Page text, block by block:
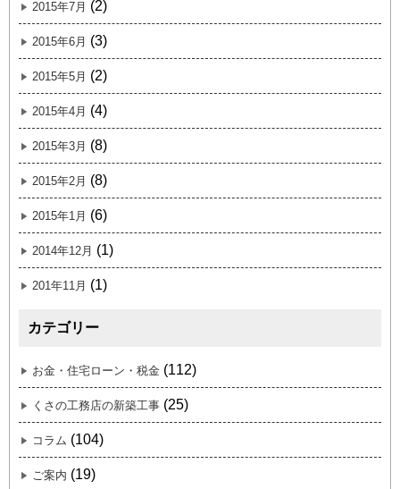
2015年7月 (2)
2015年6月 (3)
2015年5月 (2)
2015年4月 (4)
2015年3月 (8)
2015年2月 (8)
2015年1月 (6)
2014年12月 (1)
201年11月 (1)
カテゴリー
お金・住宅ローン・税金 (112)
くさの工務店の新築工事 (25)
コラム (104)
ご案内 (19)